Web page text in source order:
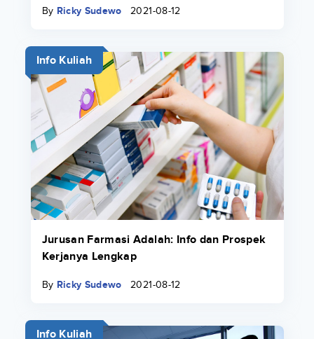
By Ricky Sudewo 2021-08-12
Info Kuliah
Jurusan Farmasi Adalah: Info dan Prospek
Kerjanya Lengkap
By Ricky Sudewo 2021-08-12
Info Kuliah